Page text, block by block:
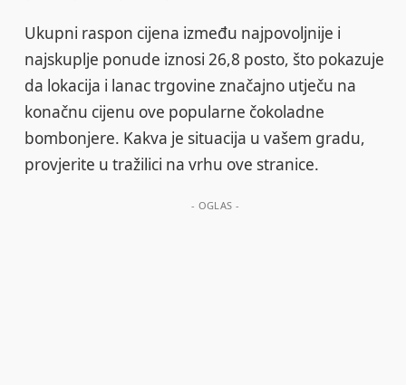
Ukupni raspon cijena između najpovoljnije i
najskuplje ponude iznosi 26,8 posto, što pokazuje
da lokacija i lanac trgovine značajno utječu na
konačnu cijenu ove popularne čokoladne
bombonjere. Kakva je situacija u vašem gradu,
provjerite u tražilici na vrhu ove stranice.
- OGLAS -